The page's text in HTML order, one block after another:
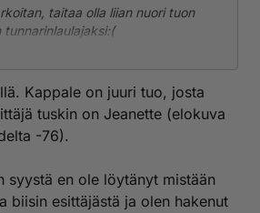
taitaa olla liian nuori tuon
tunnarinlaulajaksi:(
Kappale on juuri tuo, josta
tuskin on Jeanette (elokuva
-76).
syystä en ole löytänyt mistään
biisin esittäjästä ja olen hakenut